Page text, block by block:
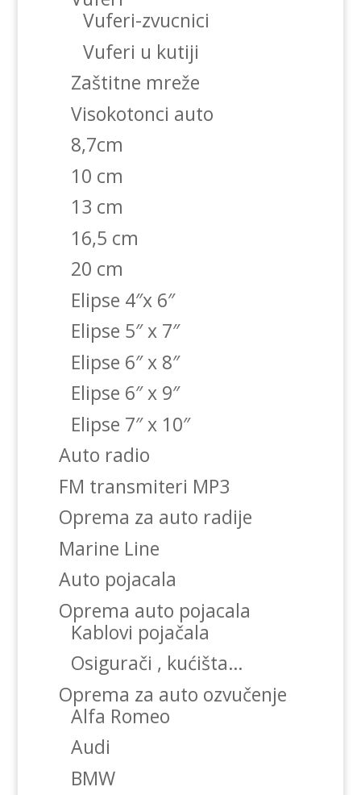
Vuferi-zvucnici
Vuferi u kutiji
Zaštitne mreže
Visokotonci auto
8,7cm
10 cm
13 cm
16,5 cm
20 cm
Elipse 4″x 6″
Elipse 5″ x 7″
Elipse 6″ x 8″
Elipse 6″ x 9″
Elipse 7″ x 10″
Auto radio
FM transmiteri MP3
Oprema za auto radije
Marine Line
Auto pojacala
Oprema auto pojacala
Kablovi pojačala
Osigurači , kućišta…
Oprema za auto ozvučenje
Alfa Romeo
Audi
BMW